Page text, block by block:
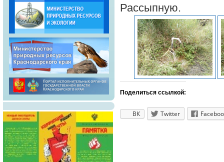
Рассыпную.
Поделиться ссылкой:
ВК Twitter